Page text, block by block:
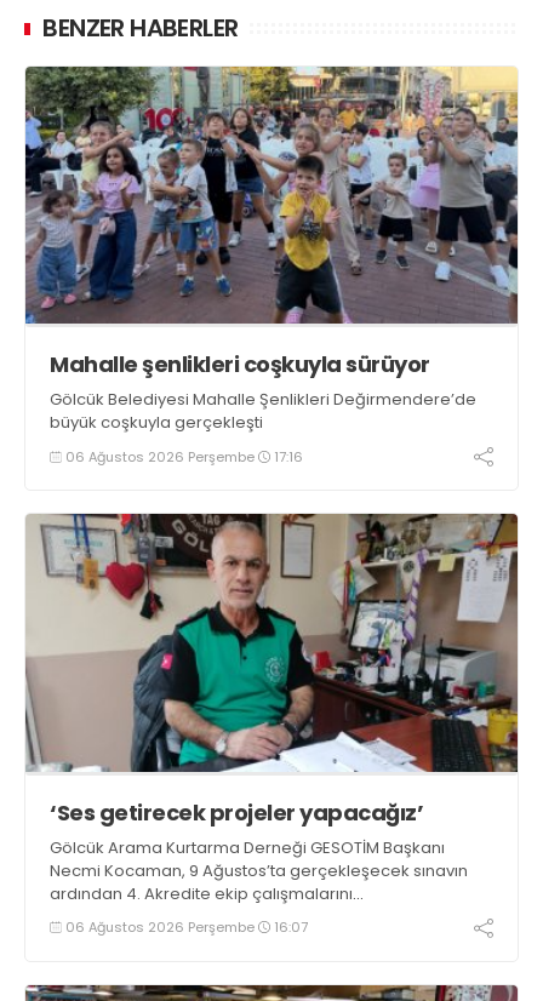
BENZER HABERLER
Mahalle şenlikleri coşkuyla sürüyor
Gölcük Belediyesi Mahalle Şenlikleri Değirmendere’de
büyük coşkuyla gerçekleşti
06 Ağustos 2026 Perşembe 17:16
‘Ses getirecek projeler yapacağız’
Gölcük Arama Kurtarma Derneği GESOTİM Başkanı
Necmi Kocaman, 9 Ağustos’ta gerçekleşecek sınavın
ardından 4. Akredite ekip çalışmalarını
tamamlayacaklarını ifade ederek açıklamalarda
bulundu. Kocaman, “Gölcük’te ve Kocaeli genelinde ses
06 Ağustos 2026 Perşembe 16:07